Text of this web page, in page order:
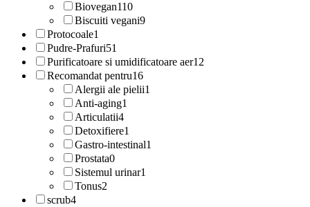
Biovegan110
Biscuiti vegani9
Protocoale1
Pudre-Prafuri51
Purificatoare si umidificatoare aer12
Recomandat pentru16
Alergii ale pielii1
Anti-aging1
Articulatii4
Detoxifiere1
Gastro-intestinal1
Prostata0
Sistemul urinar1
Tonus2
scrub4